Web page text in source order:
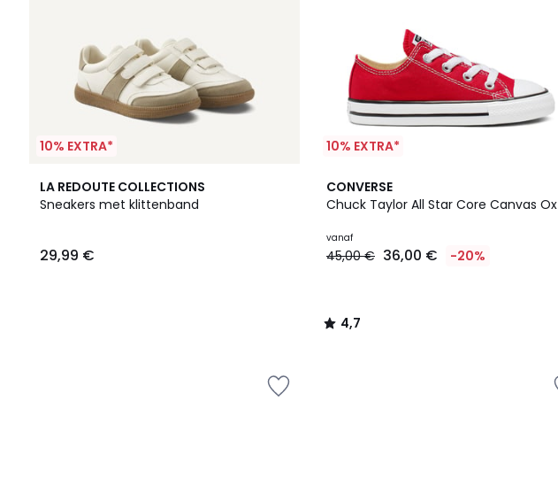
10% EXTRA*
LA REDOUTE COLLECTIONS
Sneakers met klittenband
29,99 €
10% EXTRA*
CONVERSE
Chuck Taylor All Star Core Canvas Ox
vanaf
45,00 € 36,00 € -20%
4,7
/ 5
4,7
/